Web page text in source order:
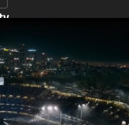
dijo: “El alma no existe. Es
para asustar a los
oMichael Jackson”.